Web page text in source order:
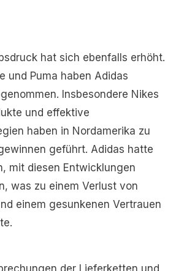
hat sich ebenfalls erhöht.
und Puma haben Adidas
Insbesondere Nikes
und effektive
haben in Nordamerika zu
geführt. Adidas hatte
mit diesen Entwicklungen
was zu einem Verlust von
einem gesunkenen Vertrauen